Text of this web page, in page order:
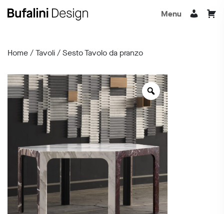
Menu
Home / Tavoli / Sesto Tavolo da pranzo